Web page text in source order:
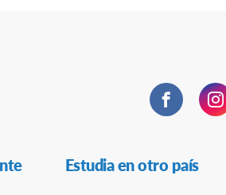
Facebook
Estudia en otro país